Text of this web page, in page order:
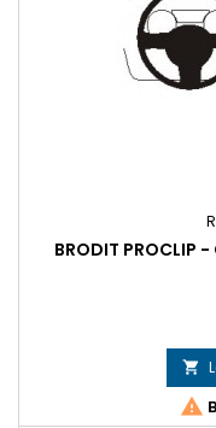
BRODIT PROCLIP -

